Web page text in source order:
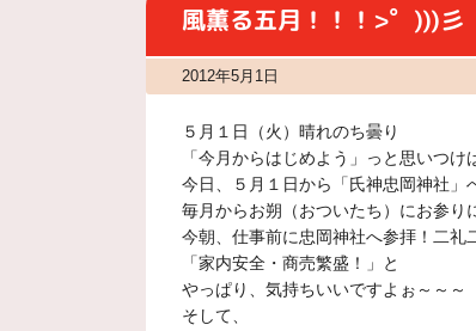
風薫る五月！！！>゜)))彡
2012年5月1日
５月１日（火）晴れのち曇り
「今月からはじめよう」っと思いつけ
今日、５月１日から「氏神忠岡神社」
毎月からお朔（おついたち）にお参り
今朝、仕事前に忠岡神社へ参拝！二
「家内安全・商売繁盛！」と
やっぱり、気持ちいいですよぉ～～～
そして、